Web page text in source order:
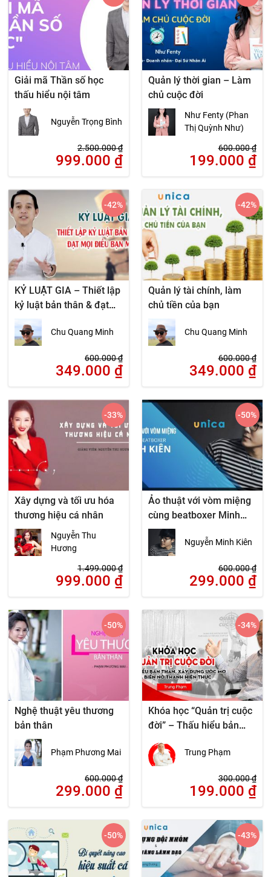
Giải mã Thần số học
thấu hiểu nội tâm
Nguyễn Trọng Bình
2.500.000₫
999.000 ₫
Quản lý thời gian – Làm
chủ cuộc đời
Như Fenty (Phan
Thị Quỳnh Như)
600.000₫
199.000 ₫
KỶ LUẬT GIA – Thiết lập
kỷ luật bản thân & đạt
mọi điều bạn muốn
Chu Quang Minh
600.000₫
349.000 ₫
-42%
Quản lý tài chính, làm
chủ tiền của bạn
Chu Quang Minh
600.000₫
349.000 ₫
-42%
Xây dựng và tối ưu hóa
thương hiệu cá nhân
Nguyễn Thu
Hương
1.499.000₫
999.000 ₫
-33%
Ảo thuật với vòm miệng
cùng beatboxer Minh
Kiên
Nguyễn Minh Kiên
600.000₫
299.000 ₫
-50%
Nghệ thuật yêu thương
bản thân
Phạm Phương Mai
600.000₫
299.000 ₫
-50%
Khóa học “Quản trị cuộc
đời” – Thấu hiểu bản
thân, bứt phá thành
công
Trung Phạm
300.000₫
199.000 ₫
-34%
-50% -43%